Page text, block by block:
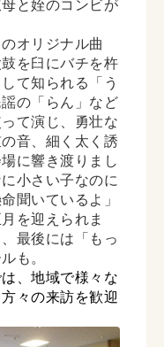
と姪のコンビが
オリジナル曲
を臼にバチを杵
て知られる「う
の「らん」など
て演じ、勇壮な
音、細く太く誘
に響き渡りまし
小さい子なのに
聞いているよ」
を迎えられま
最後には「もっ
も。
、地域で様々な
々の来訪を歓迎